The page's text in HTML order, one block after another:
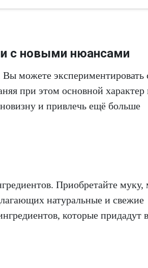
с новыми нюансами
Вы можете экспериментировать
при этом основной характер
и привлечь ещё больше
Приобретайте муку,
натуральные и свежие
которые придадут